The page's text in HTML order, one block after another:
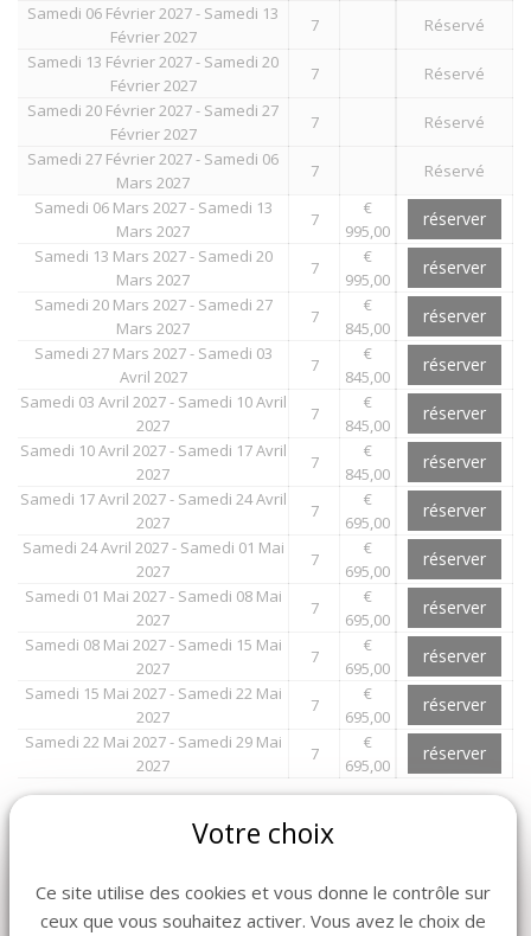
Samedi 06 Février 2027 - Samedi 13
Février 2027
7
Réservé
Samedi 13 Février 2027 - Samedi 20
Février 2027
7
Réservé
Samedi 20 Février 2027 - Samedi 27
Février 2027
7
Réservé
Samedi 27 Février 2027 - Samedi 06
Mars 2027
7
Réservé
Samedi 06 Mars 2027 - Samedi 13
Mars 2027
7
€
995,00
réserver
Samedi 13 Mars 2027 - Samedi 20
Mars 2027
7
€
995,00
réserver
Samedi 20 Mars 2027 - Samedi 27
Mars 2027
7
€
845,00
réserver
Samedi 27 Mars 2027 - Samedi 03
Avril 2027
7
€
845,00
réserver
Samedi 03 Avril 2027 - Samedi 10 Avril
2027
7
€
845,00
réserver
Samedi 10 Avril 2027 - Samedi 17 Avril
2027
7
€
845,00
réserver
Samedi 17 Avril 2027 - Samedi 24 Avril
2027
7
€
695,00
réserver
Samedi 24 Avril 2027 - Samedi 01 Mai
2027
7
€
695,00
réserver
Samedi 01 Mai 2027 - Samedi 08 Mai
2027
7
€
695,00
réserver
Samedi 08 Mai 2027 - Samedi 15 Mai
2027
7
€
695,00
réserver
Samedi 15 Mai 2027 - Samedi 22 Mai
2027
7
€
695,00
réserver
Samedi 22 Mai 2027 - Samedi 29 Mai
2027
7
€
695,00
réserver
Votre choix
Ce site utilise des cookies et vous donne le contrôle sur
ceux que vous souhaitez activer. Vous avez le choix de